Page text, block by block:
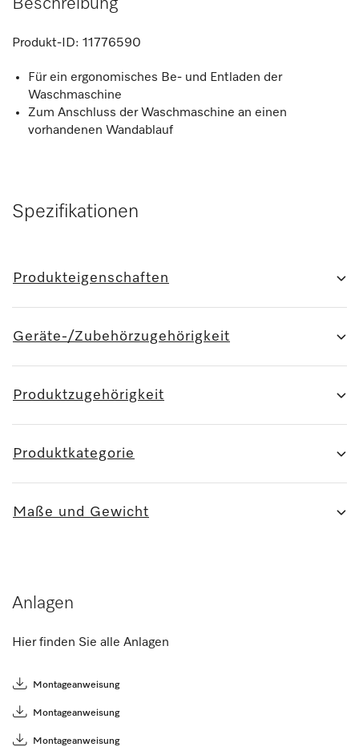
Beschreibung
Produkt-ID: 11776590
Für ein ergonomisches Be- und Entladen der
Waschmaschine
Zum Anschluss der Waschmaschine an einen
vorhandenen Wandablauf
Spezifikationen
Produkteigenschaften
Geräte-/Zubehörzugehörigkeit
Produktzugehörigkeit
Produktkategorie
Maße und Gewicht
Anlagen
Hier finden Sie alle Anlagen
Montageanweisung
Montageanweisung
Montageanweisung